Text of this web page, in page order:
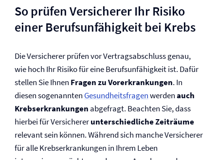
So prüfen Versicherer Ihr Risiko
einer Berufs­unfähigkeit bei Krebs
Die Versicherer prüfen vor Vertragsabschluss genau,
wie hoch Ihr Risiko für eine Berufs­unfähigkeit ist. Dafür
stellen Sie Ihnen Fragen zu Vor­erkrankungen. In
diesen sogenannten Gesundheitsfragenwerdenauch
Krebs­erkrankungen abgefragt. Beachten Sie, dass
hierbei für Versichererunterschiedliche Zeiträume
relevant sein können. Während sich manche Versicherer
für alle Krebs­erkrankungen in Ihrem Leben